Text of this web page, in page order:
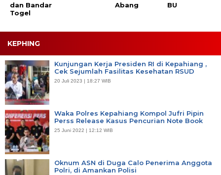
dan Bandar
Togel
Abang
BU
KEPHING
Kunjungan Kerja Presiden RI di Kepahiang ,
Cek Sejumlah Fasilitas Kesehatan RSUD
20 Juli 2023 | 18:27 WIB
Waka Polres Kepahiang Kompol Jufri Pipin
Perss Release Kasus Pencurian Note Book
25 Juni 2022 | 12:12 WIB
Oknum ASN di Duga Calo Penerima Anggota
Polri, di Amankan Polisi